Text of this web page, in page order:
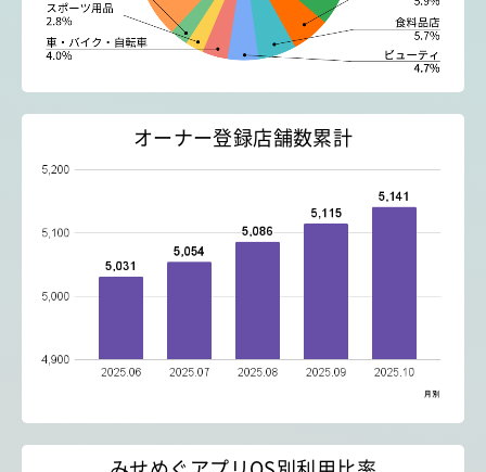
オーナー登録店舗数累計